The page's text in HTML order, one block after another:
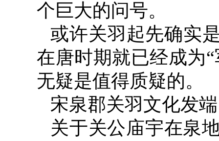
个巨大的问号。
或许关羽起先确实
在唐时期就已经成为
无疑是值得质疑的。
宋泉郡关羽文化发端
关于关公庙宇在泉